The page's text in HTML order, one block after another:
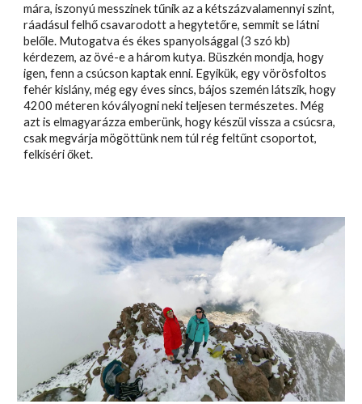
mára, iszonyú messzinek tűnik az a kétszázvalamennyi szint,
ráadásul felhő csavarodott a hegytetőre, semmit se látni
belőle. Mutogatva és ékes spanyolsággal (3 szó kb)
kérdezem, az övé-e a három kutya. Büszkén mondja, hogy
igen, fenn a csúcson kaptak enni. Egyikük, egy vörösfoltos
fehér kislány, még egy éves sincs, bájos szemén látszik, hogy
4200 méteren kóvályogni neki teljesen természetes. Még
azt is elmagyarázza emberünk, hogy készül vissza a csúcsra,
csak megvárja mögöttünk nem túl rég feltűnt csoportot,
felkíséri őket.